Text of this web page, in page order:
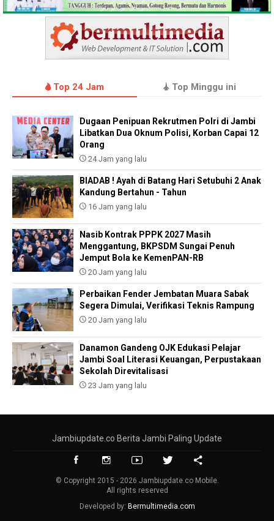
Top 24 Jam Top Minggu ini
Dugaan Penipuan Rekrutmen Polri di Jambi
Libatkan Dua Oknum Polisi, Korban Capai 12
Orang
24 Jam yang lalu
BIADAB ! Ayah di Batang Hari Setubuhi 2 Anak
Kandung Bertahun - Tahun
16 Jam yang lalu
Nasib Kontrak PPPK 2027 Masih
Menggantung, BKPSDM Sungai Penuh
Jemput Bola ke KemenPAN-RB
20 Jam yang lalu
Perbaikan Fender Jembatan Muara Sabak
Segera Dimulai, Verifikasi Teknis Rampung
20 Jam yang lalu
Danamon Gandeng OJK Edukasi Pelajar
Jambi Soal Literasi Keuangan, Perpustakaan
Sekolah Direvitalisasi
23 Jam yang lalu
Jambiupdate.co Berita Jambi Paling Update
© Copyright 2015 - 2026 Jambiupdate.co Mobile.
All rights reserved
Developed by: Bermultimedia.com